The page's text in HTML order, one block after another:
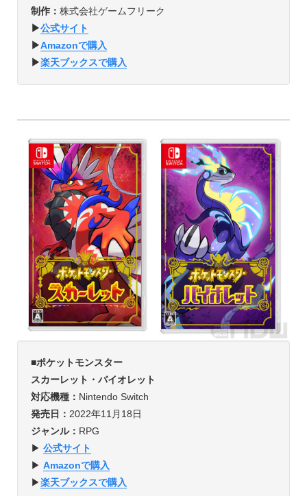
制作： 株式会社ゲームフリーク
▶︎公式サイト
▶︎Amazonで購入
▶︎楽天ブックスで購入
■ポケットモンスター
スカーレット・バイオレット
対応機種： Nintendo Switch
発売日： 2022年11月18日
ジャンル： RPG
▶︎ 公式サイト
▶︎ Amazonで購入
▶︎楽天ブックスで購入